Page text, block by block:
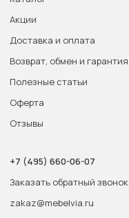
Акции
Доставка и оплата
Возврат, обмен и гарантия
Полезные статьи
Оферта
Отзывы
+7 (495) 660-06-07
Заказать обратный звонок
zakaz@mebelvia.ru